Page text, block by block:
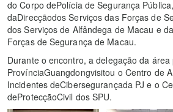
do Corpo dePolícia de Segurança
daDirecçãodos Serviços das Forças de
dos Serviços de Alfândega de Macau e
Forças de Segurança de Macau.
Durante o encontro, a delegação da área
ProvínciaGuangdongvisitou o Centro de
Incidentes deCibersegurançada PJ e o
deProtecçãoCivil dos SPU.